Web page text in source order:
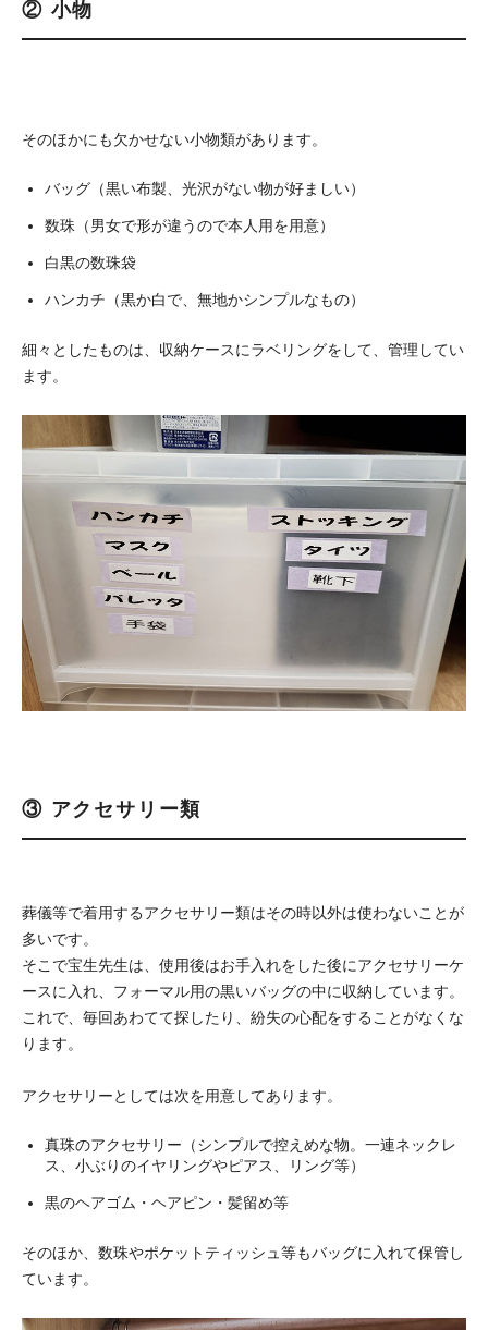
② 小物
そのほかにも欠かせない小物類があります。
バッグ（黒い布製、光沢がない物が好ましい）
数珠（男女で形が違うので本人用を用意）
白黒の数珠袋
ハンカチ（黒か白で、無地かシンプルなもの）
細々としたものは、収納ケースにラベリングをして、管理してい
ます。
③ アクセサリー類
葬儀等で着用するアクセサリー類はその時以外は使わないことが
多いです。
そこで宝生先生は、使用後はお手入れをした後にアクセサリーケ
ースに入れ、フォーマル用の黒いバッグの中に収納しています。
これで、毎回あわてて探したり、紛失の心配をすることがなくな
ります。
アクセサリーとしては次を用意してあります。
真珠のアクセサリー（シンプルで控えめな物。一連ネックレ
ス、小ぶりのイヤリングやピアス、リング等）
黒のヘアゴム・ヘアピン・髪留め等
そのほか、数珠やポケットティッシュ等もバッグに入れて保管し
ています。